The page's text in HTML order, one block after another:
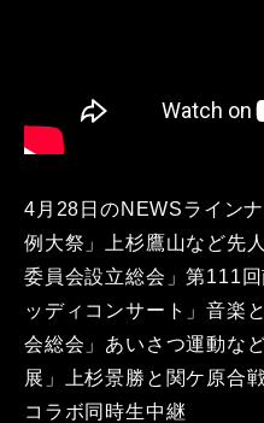
4月28日のNEWSライン
例大祭」上杉鷹山など先
委員会設立総会」第111
ッディコンサート」音楽
会総会」あいさつ運動な
展」上杉景勝と関ケ原合
コラボ同時生中継